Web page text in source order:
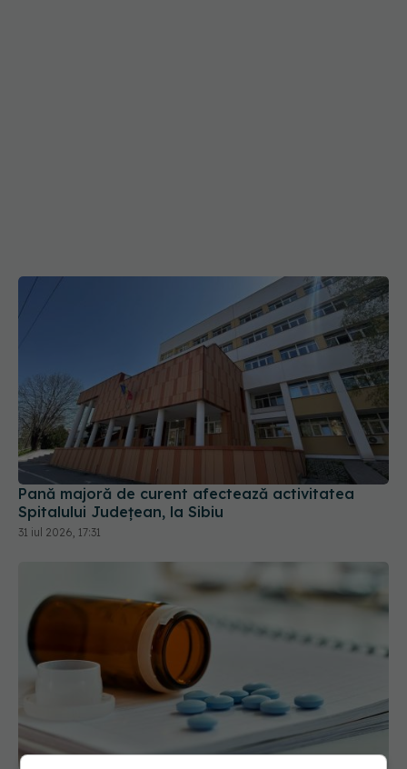
Pană majoră de curent afectează activitatea
Spitalului Județean, la Sibiu
31 iul 2026, 17:31